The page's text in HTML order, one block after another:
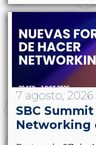
7 agosto, 2026
SBC
Networking